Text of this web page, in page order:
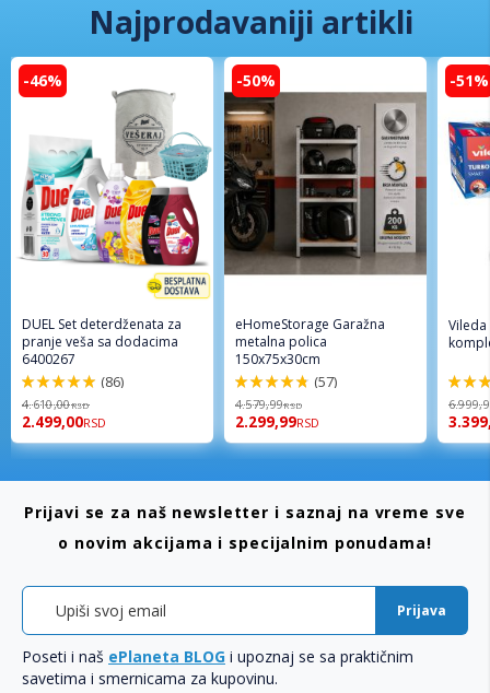
Najprodavaniji artikli
-46%
DUEL Set deterdženata za
pranje veša sa dodacima
6400267
98%
(86)
4.610,00RSD
2.499,00RSD
-50%
eHomeStorage Garažna
metalna polica
150x75x30cm
96%
(57)
4.579,99RSD
2.299,99RSD
-51%
92%
Prijavi se za naš newsletter i saznaj na vreme sve
o novim akcijama i specijalnim ponudama!
Prijava
Poseti i naš ePlaneta BLOG i upoznaj se sa praktičnim
savetima i smernicama za kupovinu.